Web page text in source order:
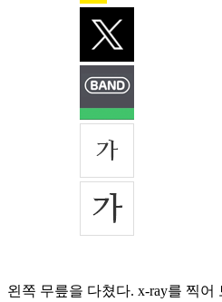
왼쪽 무릎을 다쳤다. x-ray를 찍